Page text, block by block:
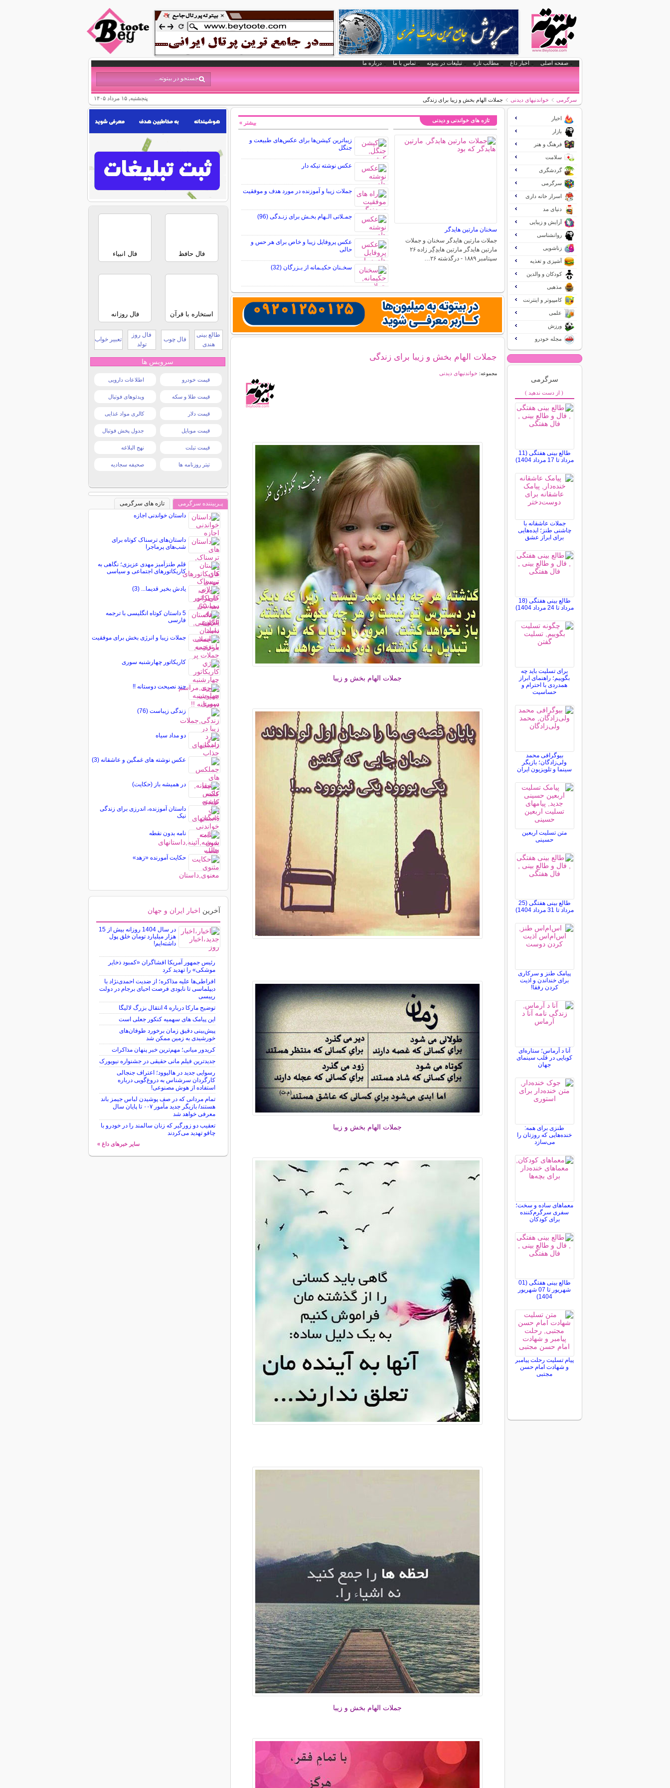
صفحه اصلی اخبار داغ مطالب تازه تبلیغات در بیتوته تماس با ما درباره ما
پنجشنبه, ۱۵ مرداد ۱۴۰۵ سرگرمی خواندنیهای دیدنی جملات الهام بخش و زیبا برای زندگی
تازه های خواندنی و دیدنی
سخنان مارتین هایدگر
جملات مارتین هایدگر سخنان و جملات
مارتین هایدگر مارتین هایدِگِر زاده ۲۶
سپتامبر ۱۸۸۹ - درگذشته ۲۶…
زیباترین کپشن‌ها برای عکس‌های طبیعت و
جنگل
عکس نوشته تیکه دار
جملات زیبا و آموزنده در مورد هدف و موفقیت
جمـلاتی الـهام بخـش برای زنـدگی (96)
عکس پروفایل زیبا و خاص برای هر حس و
حالی
سخـنان حکیـمانه از بـزرگان (32)
بیشتر »
جملات الهام بخش و زیبا برای زندگی
مجموعه: خواندنیهای دیدنی
جملات الهام بخش و زیبا
جملات الهام بخش و زیبا
جملات الهام بخش و زیبا
اخبار
بازار
فرهنگ و هنر
سلامت
گردشگری
سرگرمی
اسرار خانه داری
دنیای مد
آرایش و زیبایی
روانشناسی
زناشویی
آشپزی و تغذیه
کودکان و والدین
مذهبی
کامپیوتر و اینترنت
علمی
ورزش
مجله خودرو
سرگرمی
( از دست ندهید )
طالع بینی هفتگی (11
مرداد تا 17 مرداد 1404)
جملات عاشقانه با
چاشنی طنز؛ ایده‌هایی
برای ابراز عشق
طالع بینی هفتگی (18
مرداد تا 24 مرداد 1404)
برای تسلیت باید چه
بگوییم؛ راهنمای ابراز
همدردی با احترام و
حساسیت
بیوگرافی محمد
ولی‌زادگان؛ بازیگر
سینما و تلویزیون ایران
متن تسلیت اربعین
حسینی
طالع بینی هفتگی (25
مرداد تا 31 مرداد 1404)
پیامک طنز و سرکاری
برای خنداندن و اذیت
کردن رفقا!
آنا د آرماس؛ ستاره‌ای
کوبایی در قلب سینمای
جهان
طنزی برای همه:
خنده‌هایی که روزتان را
می‌سازد
معماهای ساده و سخت؛
سفری سرگرم‌کننده
برای کودکان
طالع بینی هفتگی (01
شهریور تا 07 شهریور
1404)
پیام تسلیت رحلت پیامبر
و شهادت امام حسن
مجتبی
فال حافظ فال انبیاء
استخاره با قرآن فال روزانه
طالع بینی
هندی
فال چوب
فال روز
تولد
تعبیر خواب
سرویس ها
قیمت خودرو اطلاعات دارویی
قیمت طلا و سکه ویدئوهای فوتبال
قیمت دلار کالری مواد غذایی
قیمت موبایل جدول پخش فوتبال
قیمت تبلت نهج البلاغه
تیتر روزنامه ها صحیفه سجادیه
پـربیننده سرگرمی
تازه های سرگرمی
داستان خواندنی اجازه
داستان‌های ترسناک کوتاه برای
شب‌های پرماجرا
قلم طنزآمیز مهدی عزیزی؛ نگاهی به
کاریکاتورهای اجتماعی و سیاسی
یادش بخیر قدیما... (3)
5 داستان کوتاه انگلیسی با ترجمه
فارسی
جملات زیبا و انرژی بخش برای موفقیت
کاریکاتور چهارشنبه سوری
چند نصیحت دوستانه !!
زندگی زیباست (76)
دو مداد سیاه
عکس نوشته های غمگین و عاشقانه (3)
در همیشه باز (حکایت)
داستان آموزنده، اندرزی برای زندگی
نیک
نامه بدون نقطه
حکایت آمورنده «زهد»
آخرین اخبار ایران و جهان
در سال 1404 روزانه بیش از 15
هزار میلیارد تومان خلق پول
داشته‌ایم!
رئیس جمهور آمریکا افشاگران «کمبود ذخایر
موشکی» را تهدید کرد
افراطی‌ها علیه مذاکره؛ از ضدیت احمدی‌نژاد با
دیپلماسی تا نابودی فرصت احیای برجام در دولت
رییسی
توضیح مارکا درباره 4 انتقال بزرگ لالیگا
این پیامک های سهمیه کنکور جعلی است
پیش‌بینی دقیق زمان برخورد طوفان‌های
خورشیدی به زمین ممکن شد
کریدور میانی؛ مهم‌ترین خبر پنهان مذاکرات
جدیدترین فیلم مانی حقیقی در جشنواره نیویورک
رسوایی جدید در هالیوود؛ اعتراف جنجالی
کارگردان سرشناس به دروغ‌گویی درباره
استفاده از هوش مصنوعی!
تمام مردانی که در صف پوشیدن لباس جیمز باند
هستند/ بازیگر جدید مأمور ۰۰۷ تا پایان سال
معرفی خواهد شد
تعقیب دو زورگیر که زنان سالمند را در خودرو با
چاقو تهدید می‌کردند
سایر خبرهای داغ »